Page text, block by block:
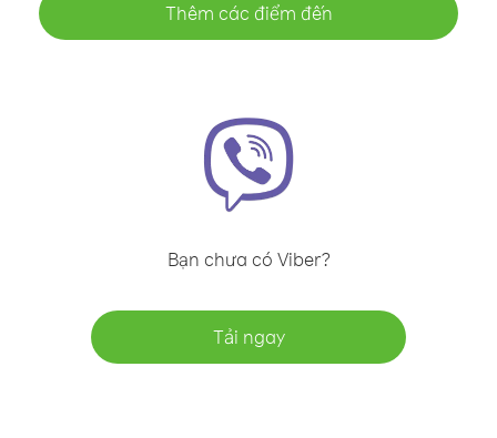
Thêm các điểm đến
Bạn chưa có Viber?
Tải ngay